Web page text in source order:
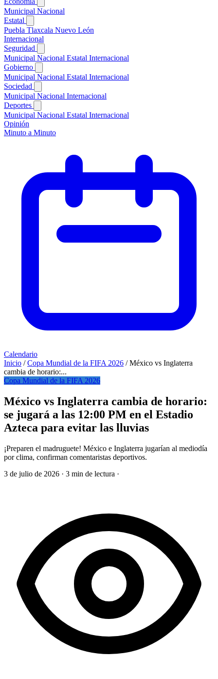
Municipal Nacional
Estatal
Puebla Tlaxcala Nuevo León
Internacional
Seguridad
Municipal Nacional Estatal Internacional
Gobierno
Municipal Nacional Estatal Internacional
Sociedad
Municipal Nacional Internacional
Deportes
Municipal Nacional Estatal Internacional
Opinión
Minuto a Minuto
Calendario
Inicio / Copa Mundial de la FIFA 2026 / México vs Inglaterra
cambia de horario:...
Copa Mundial de la FIFA 2026
México vs Inglaterra cambia de horario:
se jugará a las 12:00 PM en el Estadio
Azteca para evitar las lluvias
¡Preparen el madruguete! México e Inglaterra jugarían al mediodía
por clima, confirman comentaristas deportivos.
3 de julio de 2026 · 3 min de lectura ·